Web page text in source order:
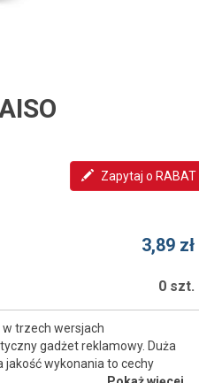
Zapytaj o RABAT
3,89 zł
0 szt.
trzech wersjach
gadżet reklamowy. Duża
wykonania to cechy